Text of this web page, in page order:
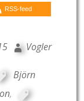
RSS-feed
Vogler
Björn
,